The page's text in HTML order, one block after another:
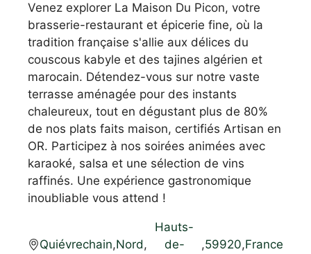
Venez explorer La Maison Du Picon, votre
brasserie-restaurant et épicerie fine, où la
tradition française s'allie aux délices du
couscous kabyle et des tajines algérien et
marocain. Détendez-vous sur notre vaste
terrasse aménagée pour des instants
chaleureux, tout en dégustant plus de 80%
de nos plats faits maison, certifiés Artisan en
OR. Participez à nos soirées animées avec
karaoké, salsa et une sélection de vins
raffinés. Une expérience gastronomique
inoubliable vous attend !
Quiévrechain,Nord,
Hauts-
de-
,59920,France